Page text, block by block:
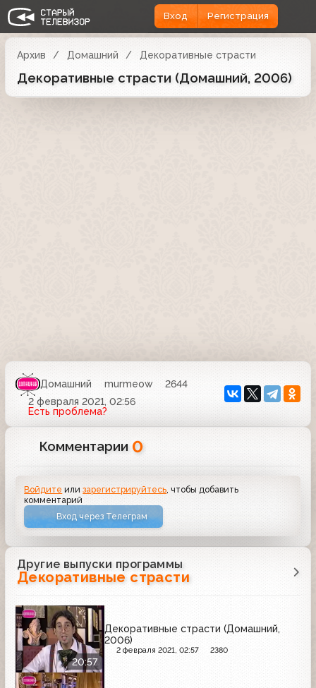
Вход Регистрация
Архив Домашний Декоративные страсти
Декоративные страсти (Домашний, 2006)
Домашний murmeow
2644
2 февраля 2021, 02:56
Есть проблема?
Комментарии 0
Войдите илизарегистрируйтесь , чтобы добавить
комментарий
Вход через Телеграм
Другие выпуски программы
Декоративные страсти
20:57
Декоративные страсти (Домашний,
2006)
2 февраля 2021, 02:57 2380